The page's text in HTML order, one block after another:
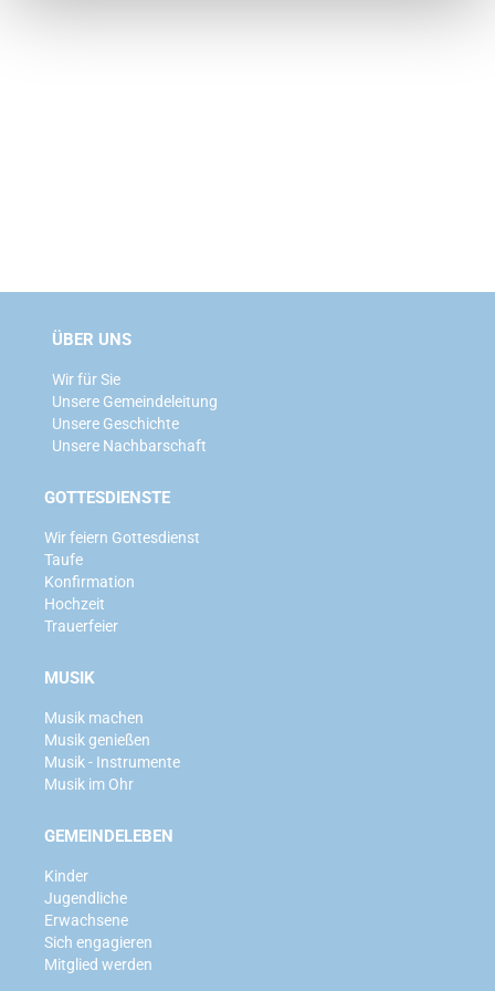
ÜBER UNS
Wir für Sie
Unsere Gemeindeleitung
Unsere Geschichte
Unsere Nachbarschaft
GOTTESDIENSTE
Wir feiern Gottesdienst
Taufe
Konfirmation
Hochzeit
Trauerfeier
MUSIK
Musik machen
Musik genießen
Musik - Instrumente
Musik im Ohr
GEMEINDELEBEN
Kinder
Jugendliche
Erwachsene
Sich engagieren
Mitglied werden